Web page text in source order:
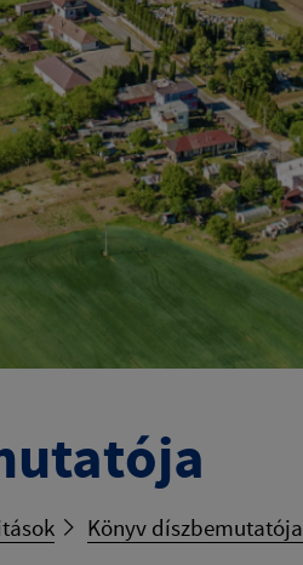
Könyv díszbemutatója